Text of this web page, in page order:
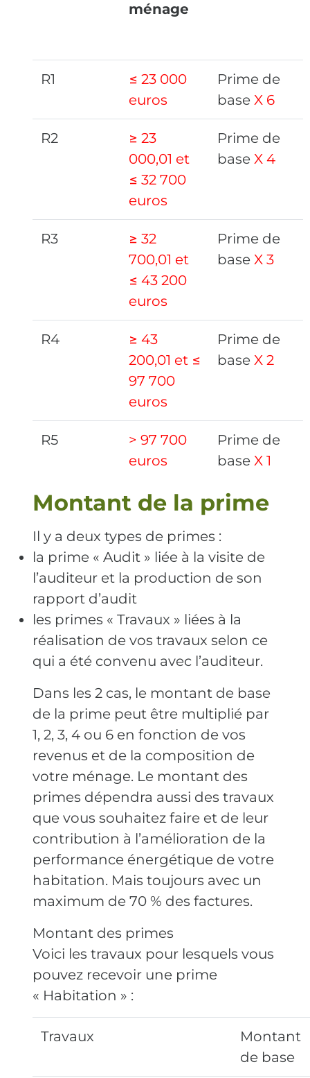
ménage
R1
≤ 23 000
euros
Prime de
base X 6
R2
≥ 23
000,01 et
≤ 32 700
euros
Prime de
base X 4
R3
≥ 32
700,01 et
≤ 43 200
euros
Prime de
base X 3
R4
≥ 43
200,01 et ≤
97 700
euros
Prime de
base X 2
R5
> 97 700
euros
Prime de
base X 1
Montant de la prime
Il y a deux types de primes :
la prime « Audit » liée à la visite de
l’auditeur et la production de son
rapport d’audit
les primes « Travaux » liées à la
réalisation de vos travaux selon ce
qui a été convenu avec l’auditeur.
Dans les 2 cas, le montant de base
de la prime peut être multiplié par
1, 2, 3, 4 ou 6 en fonction de vos
revenus et de la composition de
votre ménage. Le montant des
primes dépendra aussi des travaux
que vous souhaitez faire et de leur
contribution à l’amélioration de la
performance énergétique de votre
habitation. Mais toujours avec un
maximum de 70 % des factures.
Montant des primes
Voici les travaux pour lesquels vous
pouvez recevoir une prime
« Habitation » :
Travaux
Montant
de base